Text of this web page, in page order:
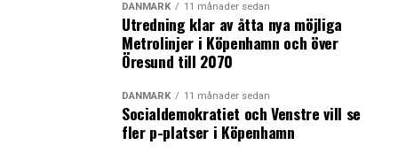
DANMARK 11 månader sedan
Utredning klar av åtta nya möjliga
Metrolinjer i Köpenhamn och över
Öresund till 2070
DANMARK 11 månader sedan
Socialdemokratiet och Venstre vill se
fler p-platser i Köpenhamn